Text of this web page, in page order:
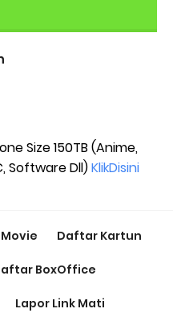
Size 150TB (Anime,
Software Dll)KlikDisini
Daftar Kartun
BoxOffice
Lapor Link Mati